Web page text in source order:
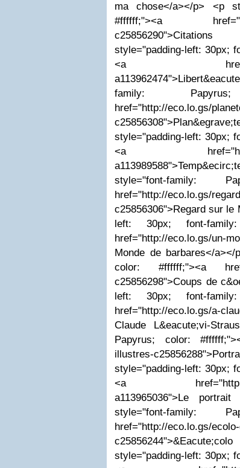
ma chose</a></p> <p
#ffffff;"><a
c25856290">Citations
style="padding-left: 30px;
<a href="http://
family:
href="http://eco.lo.gs/
style="padding-left: 30px;
<a href="http://
style="font-family:
href="http://eco.lo.gs/
c25856306">Regard sur le
left: 30px; font-
href="http://eco.lo.gs/un-
Monde de barbares</
color: #ffffff;"><a
c25856298">Coups de
left: 30px; font-
href="http://eco.lo.gs/a-
Claude L&eacute;vi-
Papyrus; color:
illustres-
style="padding-left: 30px;
<a href="http://
a113965036">Le
style="font-family:
href="http://eco.lo.gs/
style="padding-left: 30px;